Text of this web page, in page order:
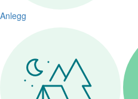
Anlegg